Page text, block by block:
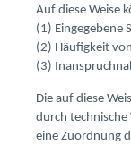
Auf diese Weise
(1) Eingegebene
(2) Häufigkeit
(3)
Die auf diese
durch
eine Zuordnung